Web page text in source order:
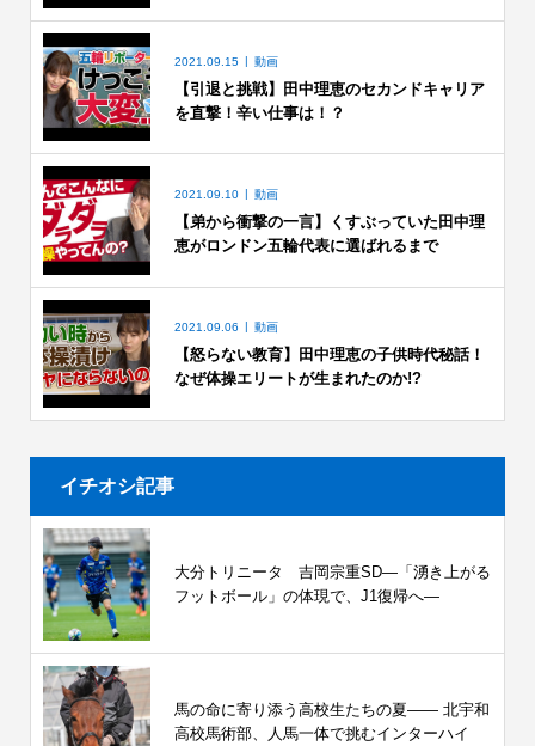
2021.09.15 動画
【引退と挑戦】田中理恵のセカンドキャリア
を直撃！辛い仕事は！？
2021.09.10 動画
【弟から衝撃の一言】くすぶっていた田中理
恵がロンドン五輪代表に選ばれるまで
2021.09.06 動画
【怒らない教育】田中理恵の子供時代秘話！
なぜ体操エリートが生まれたのか!?
イチオシ記事
大分トリニータ 吉岡宗重SD―「湧き上がる
フットボール」の体現で、J1復帰へ―
馬の命に寄り添う高校生たちの夏—— 北宇和
高校馬術部、人馬一体で挑むインターハイ